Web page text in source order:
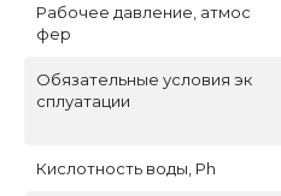
Рабочее давление, атмос
фер
Обязательные условия эк
сплуатации
Кислотность воды, Ph